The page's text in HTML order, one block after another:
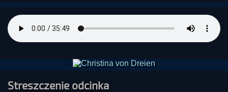
Streszczenie odcinka